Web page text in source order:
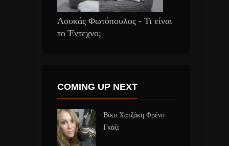
Λουκάς Φωτόπουλος - Τι είναι
το Έντεχνο;
COMING UP NEXT
Βίκυ Χατζάκη Φρένο
Γκάζι